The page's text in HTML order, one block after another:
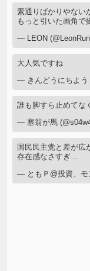
素通りばかりやない
もっと引いた画角で
— LEON
大人気ですね
— きんどうにちよう
誰も脚すら止めてな
— 塞翁が馬
国民民主党と差が広
存在感なさすぎ…
— ともＰ@投資、モ